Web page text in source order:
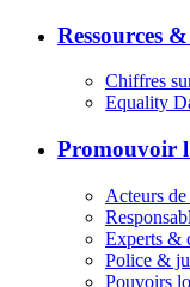
Ressources
Chiffres
Equality
Promouvoir
Acteurs
Experts &
Police &
Pouvoirs